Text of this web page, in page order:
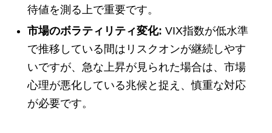
待値を測る上で重要です。
市場のボラティリティ変化: VIX指数が低水準
で推移している間はリスクオンが継続しやす
いですが、急な上昇が見られた場合は、市場
心理が悪化している兆候と捉え、慎重な対応
が必要です。